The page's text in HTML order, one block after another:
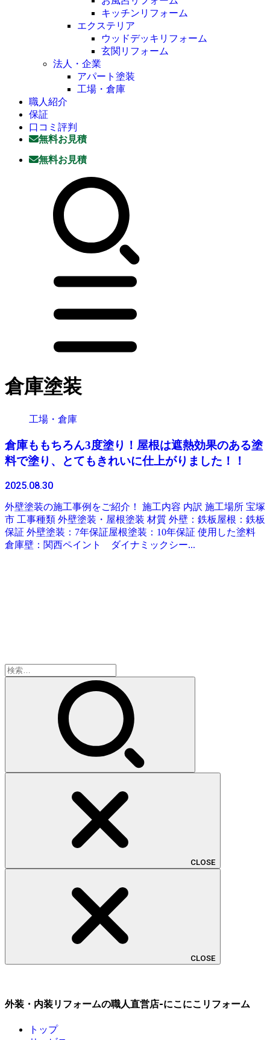
キッチンリフォーム
エクステリア
ウッドデッキリフォーム
玄関リフォーム
法人・企業
アパート塗装
工場・倉庫
職人紹介
保証
口コミ評判
無料お見積
無料お見積
倉庫塗装
工場・倉庫
倉庫ももちろん3度塗り！屋根は遮熱効果のある塗
料で塗り、とてもきれいに仕上がりました！！
2025.08.30
外壁塗装の施工事例をご紹介！ 施工内容 内訳 施工場所 宝塚
市 工事種類 外壁塗装・屋根塗装 材質 外壁：鉄板屋根：鉄板
保証 外壁塗装：7年保証屋根塗装：10年保証 使用した塗料
倉庫壁：関西ペイント ダイナミックシー...
検
索:
CLOSE
CLOSE
外装・内装リフォームの職人直営店-にこにこリフォーム
トップ